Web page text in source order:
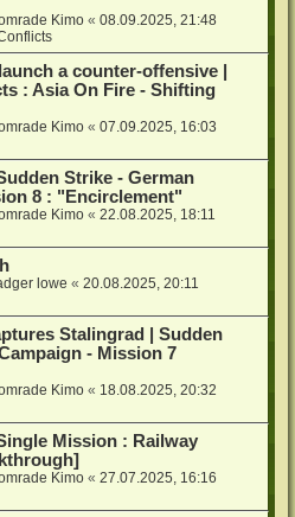
Kimo «08.09.2025, 21:48
a counter-offensive |
: Asia On Fire - Shifting
Kimo «07.09.2025, 16:03
Strike - German
8 : "Encirclement"
Kimo «22.08.2025, 18:11
lowe «20.08.2025, 20:11
Stalingrad | Sudden
- Mission 7
Kimo « 18.08.2025, 20:32
Mission : Railway
Kimo «27.07.2025, 16:16